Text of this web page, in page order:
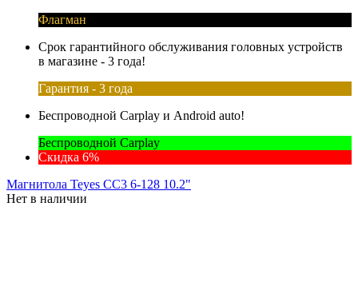
Флагман
Срок гарантийного обслуживания головных устройств
в магазине - 3 года!
Гарантия - 3 года
Беспроводной Carplay и Android auto!
Беспроводной Carplay
Скидка 6%
Магнитола Teyes CC3 6-128 10.2"
Нет в наличии